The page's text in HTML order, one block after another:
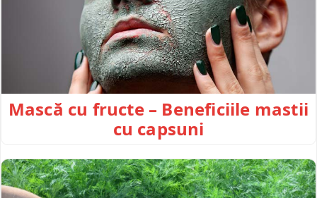
Mască cu fructe – Beneficiile mastii
cu capsuni